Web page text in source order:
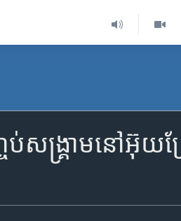
ប់​សង្គ្រាម​នៅ​អ៊ុយក្